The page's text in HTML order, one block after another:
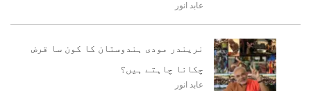
عابد انور
نریندر مودی ہندوستان کا کون سا قرض
چکانا چاہتے ہیں؟
عابد انور